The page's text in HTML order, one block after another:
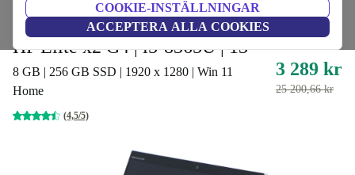
COOKIE-INSTÄLLNINGAR
ACCEPTERA ALLA COOKIES
Laptops 2-i-1-konvertibla
HP Elite x2 G4 | i5-8365U | 13"
8 GB | 256 GB SSD | 1920 x 1280 | Win 11
Home
(4,5/5)
3 289 kr
25 200,66 kr